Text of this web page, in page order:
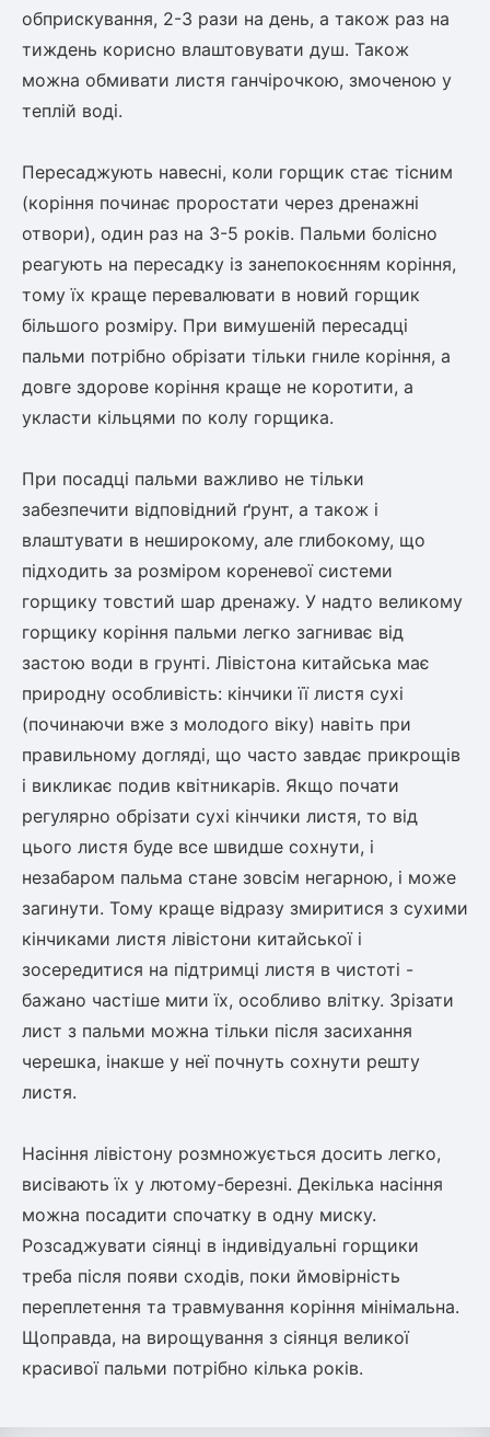
обприскування, 2-3 рази на день, а також раз на
тиждень корисно влаштовувати душ. Також
можна обмивати листя ганчірочкою, змоченою у
теплій воді.
Пересаджують навесні, коли горщик стає тісним
(коріння починає проростати через дренажні
отвори), один раз на 3-5 років. Пальми болісно
реагують на пересадку із занепокоєнням коріння,
тому їх краще перевалювати в новий горщик
більшого розміру. При вимушеній пересадці
пальми потрібно обрізати тільки гниле коріння, а
довге здорове коріння краще не коротити, а
укласти кільцями по колу горщика.
При посадці пальми важливо не тільки
забезпечити відповідний ґрунт, а також і
влаштувати в неширокому, але глибокому, що
підходить за розміром кореневої системи
горщику товстий шар дренажу. У надто великому
горщику коріння пальми легко загниває від
застою води в грунті. Лівістона китайська має
природну особливість: кінчики її листя сухі
(починаючи вже з молодого віку) навіть при
правильному догляді, що часто завдає прикрощів
і викликає подив квітникарів. Якщо почати
регулярно обрізати сухі кінчики листя, то від
цього листя буде все швидше сохнути, і
незабаром пальма стане зовсім негарною, і може
загинути. Тому краще відразу змиритися з сухими
кінчиками листя лівістони китайської і
зосередитися на підтримці листя в чистоті -
бажано частіше мити їх, особливо влітку. Зрізати
лист з пальми можна тільки після засихання
черешка, інакше у неї почнуть сохнути решту
листя.
Насіння лівістону розмножується досить легко,
висівають їх у лютому-березні. Декілька насіння
можна посадити спочатку в одну миску.
Розсаджувати сіянці в індивідуальні горщики
треба після появи сходів, поки ймовірність
переплетення та травмування коріння мінімальна.
Щоправда, на вирощування з сіянця великої
красивої пальми потрібно кілька років.